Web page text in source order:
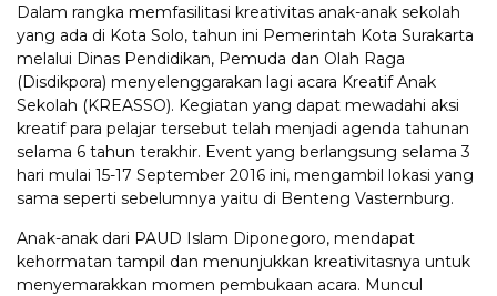
Dalam rangka memfasilitasi kreativitas anak-anak sekolah
yang ada di Kota Solo, tahun ini Pemerintah Kota Surakarta
melalui Dinas Pendidikan, Pemuda dan Olah Raga
(Disdikpora) menyelenggarakan lagi acara Kreatif Anak
Sekolah (KREASSO). Kegiatan yang dapat mewadahi aksi
kreatif para pelajar tersebut telah menjadi agenda tahunan
selama 6 tahun terakhir. Event yang berlangsung selama 3
hari mulai 15-17 September 2016 ini, mengambil lokasi yang
sama seperti sebelumnya yaitu di Benteng Vasternburg.
Anak-anak dari PAUD Islam Diponegoro, mendapat
kehormatan tampil dan menunjukkan kreativitasnya untuk
menyemarakkan momen pembukaan acara. Muncul